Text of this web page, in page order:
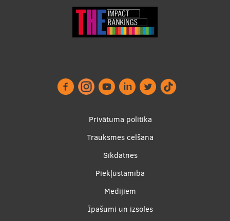
Privātuma politika
Trauksmes celšana
Sīkdatnes
Piekļūstamība
Medijiem
Īpašumi un izsoles